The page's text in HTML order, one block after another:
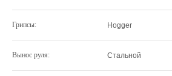
Грипсы: Hogger
Вынос руля: Стальной